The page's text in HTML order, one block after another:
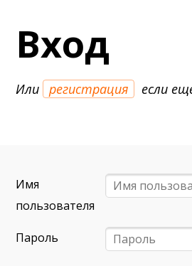
Валенсия — Бетис
30 августа (вс) в 19:30 (исп)
6 сентября (вс) в 16:15 (исп)
примерно 16 сентября
Алавес — Валенсия
примерно 20 сентября
Валенсия — Реал Сосьедад
Вход
Или регистрация если
Имя
пользователя
Пароль